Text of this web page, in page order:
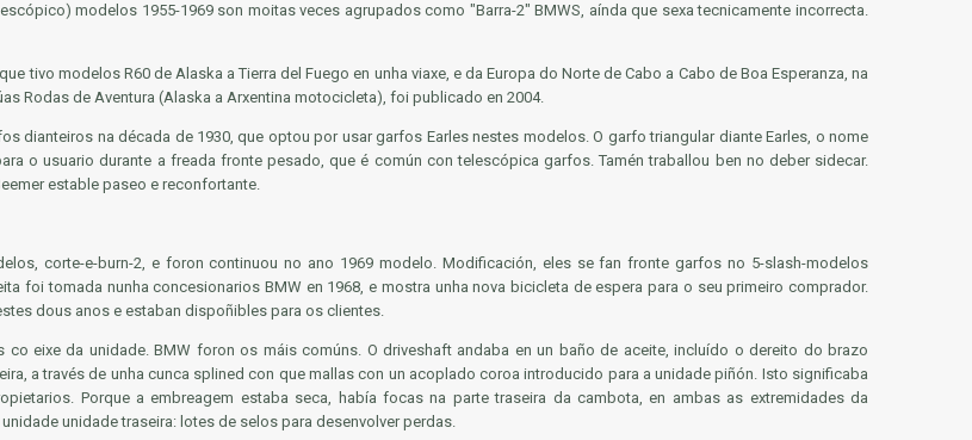
modelos 1955-1969 son moitas veces agrupados como "Barra-2" BMWS, aínda que sexa tecnicamente incorrecta.
tivo modelos R60 de Alaska a Tierra del Fuego en unha viaxe, e da Europa do Norte de Cabo a Cabo de Boa Esperanza, na
Rodas de Aventura (Alaska a Arxentina motocicleta), foi publicado en 2004.
dianteiros na década de 1930, que optou por usar garfos Earlesnestes modelos. O garfo triangular diante Earles, o nome
o usuario durante a freada fronte pesado, que é común con telescópica garfos. Tamén traballou ben no deber sidecar.
estable paseo e reconfortante.
corte-e-burn-2, e foron continuou no ano 1969 modelo. Modificación, eles se fan fronte garfos no 5-slash-modelos
foi tomada nunha concesionarios BMW en 1968, e mostra unha nova bicicleta de espera para o seu primeiro comprador.
dous anos e estaban dispoñibles para os clientes.
eixe da unidade. BMW foron os máis comúns. O driveshaft andaba en un baño de aceite, incluído o dereito do brazo
a través de unha cunca splined con que mallas con un acoplado coroa introducido para a unidade piñón. Isto significaba
Porque a embreagem estaba seca, había focas na parte traseira da cambota, en ambas as extremidades da
unidade traseira: lotes de selos para desenvolver perdas.